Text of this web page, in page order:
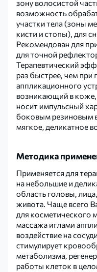
зону волосистой
возможность
участки тела (зоны
кисти и стопы), для
Рекомендован для
для точной
Терапевтический
раз быстрее, чем при
аппликационного
возникающий в коже,
носит импульсный
боковым резиновым
мягкое, деликатное
Методика
Применяется для
на небольшие и
область головы,
живота. Чаще всего
для косметического
массажа иглами
воздействие на
стимулирует
метаболизма,
работы клеток в